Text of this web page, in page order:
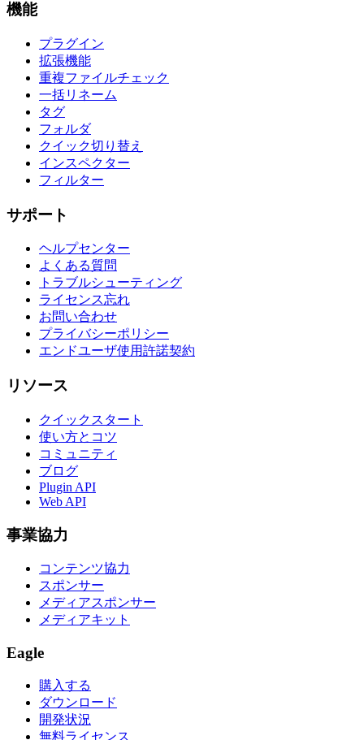
機能
プラグイン
拡張機能
重複ファイルチェック
一括リネーム
タグ
フォルダ
クイック切り替え
インスペクター
フィルター
サポート
ヘルプセンター
よくある質問
トラブルシューティング
ライセンス忘れ
お問い合わせ
プライバシーポリシー
エンドユーザ使用許諾契約
リソース
クイックスタート
使い方とコツ
コミュニティ
ブログ
Plugin API
Web API
事業協力
コンテンツ協力
スポンサー
メディアスポンサー
メディアキット
Eagle
購入する
ダウンロード
開発状況
無料ライセンス